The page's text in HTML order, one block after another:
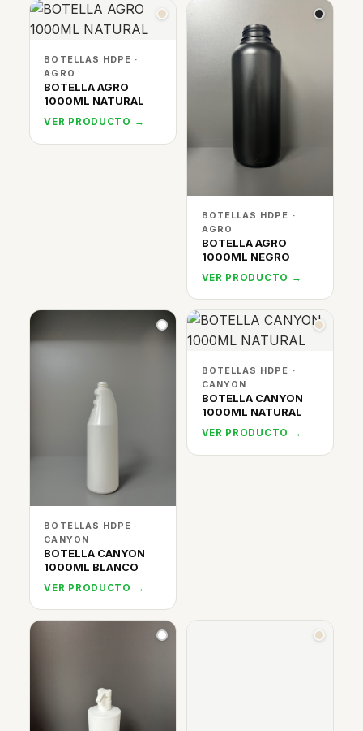
BOTELLAS HDPE ·
AGRO
BOTELLA AGRO
1000ML NATURAL
VER PRODUCTO →
BOTELLAS HDPE ·
AGRO
BOTELLA AGRO
1000ML NEGRO
VER PRODUCTO →
BOTELLAS HDPE ·
CANYON
BOTELLA CANYON
1000ML BLANCO
VER PRODUCTO →
BOTELLAS HDPE ·
CANYON
BOTELLA CANYON
1000ML NATURAL
VER PRODUCTO →